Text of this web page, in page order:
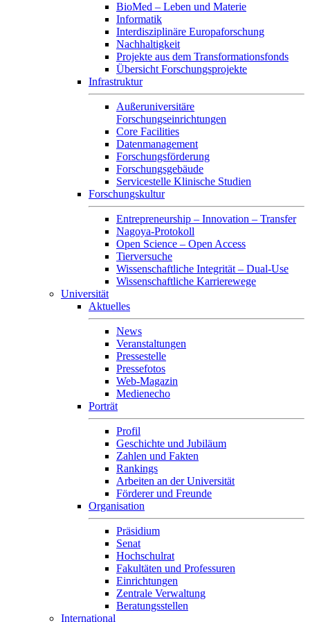
BioMed – Leben und Materie
Informatik
Interdisziplinäre Europaforschung
Nachhaltigkeit
Projekte aus dem Transformationsfonds
Übersicht Forschungsprojekte
Infrastruktur
Außeruniversitäre
Forschungseinrichtungen
Core Facilities
Datenmanagement
Forschungsförderung
Forschungsgebäude
Servicestelle Klinische Studien
Forschungskultur
Entrepreneurship – Innovation – Transfer
Nagoya-Protokoll
Open Science – Open Access
Tierversuche
Wissenschaftliche Integrität – Dual-Use
Wissenschaftliche Karrierewege
Universität
Aktuelles
News
Veranstaltungen
Pressestelle
Pressefotos
Web-Magazin
Medienecho
Porträt
Profil
Geschichte und Jubiläum
Zahlen und Fakten
Rankings
Arbeiten an der Universität
Förderer und Freunde
Organisation
Präsidium
Senat
Hochschulrat
Fakultäten und Professuren
Einrichtungen
Zentrale Verwaltung
Beratungsstellen
International